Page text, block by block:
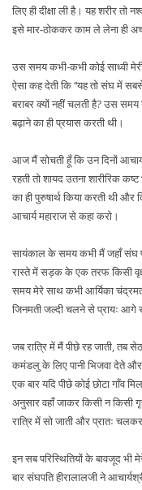
लिए ही दीक्षा ली है। यह शरीर तो
इसे मार-ठोककर काम ले लेना ही
उस समय कभी-कभी कोई साध्वी
ऐसा कह देती कि ‘‘यह तो संघ में
बराबर क्यों नहीं चलती है? उस
बढ़ाने का ही प्रयास करती थी।
आज मैं सोचती हूँ कि उन दिनों
रहती तो शायद उतना शारीरिक
का ही पुरुषार्थ किया करती थी
आचार्य महाराज से कहा करो।
सायंकाल के समय कभी मैं जहाँ संघ
रास्ते में सड़क के एक तरफ किसी
समय मेरे साथ कभी आर्यिका
जिनमती जल्दी चलने से प्रायः
जब रात्रि में मैं पीछे रह जाती, तब
कमंडलु के लिए पानी भिजवा देते
एक बार यदि पीछे कोई छोटा गाँव
अनुसार वहाँ जाकर किसी न
रात्रि में सो जाती और प्रातः
इन सब परिस्थितियों के बावजूद भी
बार संघपति हीरालालजी ने